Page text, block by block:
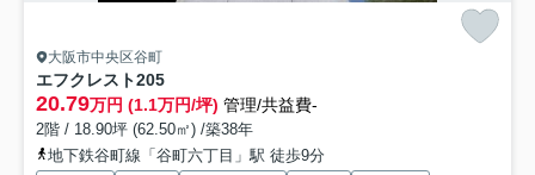
大阪市中央区谷町
エフクレスト205
20.79万円 (1.1万円/坪) 管理/共益費-
2階 / 18.90坪 (62.50㎡) /築38年
地下鉄谷町線「谷町六丁目」駅 徒歩9分